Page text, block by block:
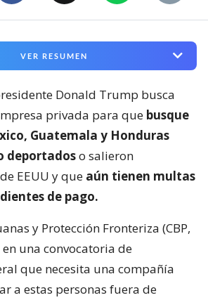
VER RESUMEN
Donald Trump busca
privada para que busque
Guatemala y Honduras
deportadoso salieron
EEUU y que aún tienen multas
de pago.
y Protección Fronteriza (CBP,
una convocatoria de
que necesita una compañía
a estas personas fuera de